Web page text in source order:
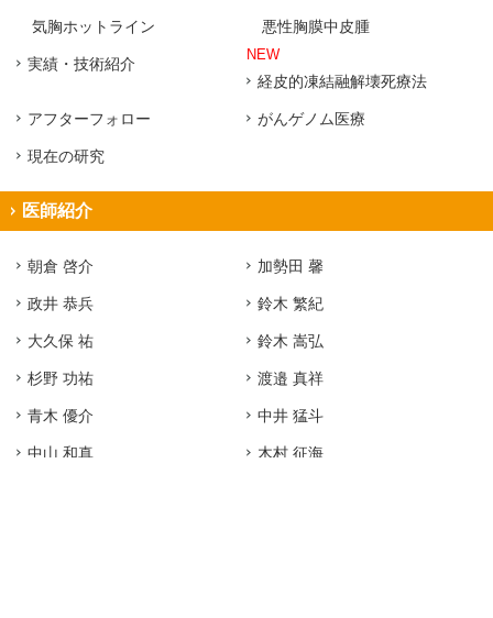
気胸ホットライン 悪性胸膜中皮腫
実績・技術紹介
NEW
経皮的凍結融解壊死療法
アフターフォロー がんゲノム医療
現在の研究
医師紹介
朝倉 啓介 加勢田 馨
政井 恭兵 鈴木 繁紀
大久保 祐 鈴木 嵩弘
杉野 功祐 渡邉 真祥
青木 優介 中井 猛斗
中山 和真 木村 征海